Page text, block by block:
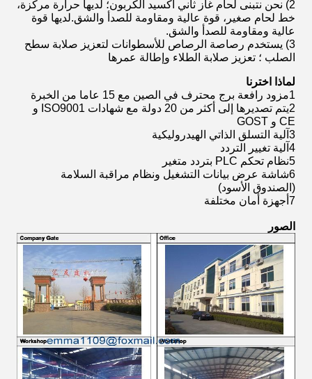
2) نحن نتبنى لحام غاز ثاني أكسيد الكربون؛ لديها حرارة مركزة،
خط لحام صغير، قوة عالية ومقاومة للصدأ والشق.لديها قوة
عالية ومقاومة للصدأ والشق.
3) يستخدم رصاصة الرصاص للأسطوانات لتعزيز صلابة سطح
الصلب ؛ تعزيز صلابة الطلاء وإطالة عمرها
لماذا اخترنا
1مزود رافعة برج محترف في الصين مع 15 عاما من الخبرة
2يتم تصديرها إلى أكثر من 20 دولة مع شهادات ISO9001 و
CE و GOST
3آلية التسلق الذاتي الهيدروليكية
4آلية تغيير التردد
5نظام تحكم PLC بتردد متغير
6شاشة عرض بيانات التشغيل ونظام مراقبة السلامة
(الصندوق الأسود)
7أجهزة أمان مختلفة
الصور